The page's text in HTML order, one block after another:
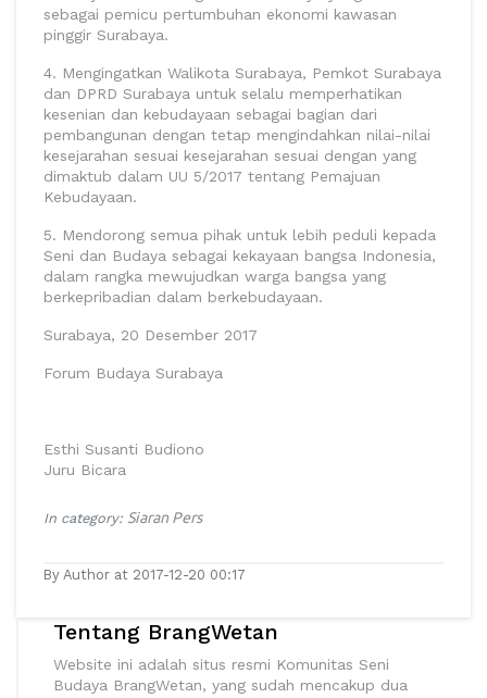
sebagai pemicu pertumbuhan ekonomi kawasan
pinggir Surabaya.
4. Mengingatkan Walikota Surabaya, Pemkot Surabaya
dan DPRD Surabaya untuk selalu memperhatikan
kesenian dan kebudayaan sebagai bagian dari
pembangunan dengan tetap mengindahkan nilai-nilai
kesejarahan sesuai kesejarahan sesuai dengan yang
dimaktub dalam UU 5/2017 tentang Pemajuan
Kebudayaan.
5. Mendorong semua pihak untuk lebih peduli kepada
Seni dan Budaya sebagai kekayaan bangsa Indonesia,
dalam rangka mewujudkan warga bangsa yang
berkepribadian dalam berkebudayaan.
Surabaya, 20 Desember 2017
Forum Budaya Surabaya
Esthi Susanti Budiono
Juru Bicara
In category: Siaran Pers
By Author at 2017-12-20 00:17
Tentang BrangWetan
Website ini adalah situs resmi Komunitas Seni
Budaya BrangWetan, yang sudah mencakup dua